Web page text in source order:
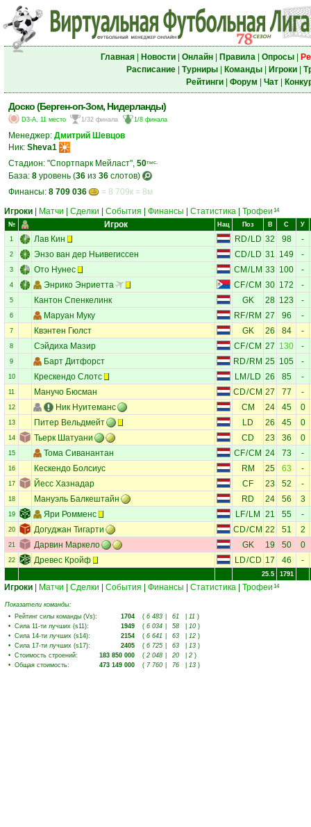
Главная| Новости| Онлайн| Правила| Опросы|
Расписание| Турниры| Команды| Игроки|
Рейтинги| Форум Чат|
Доско (Берген-оп-Зом, Нидерланды)
D3-A, 11 место 1/32 финала 1/8 финала
Менеджер: Дмитрий Шевцов
Ник: Sheva1
Стадион: "Спортпарк Мейласт", 50тыс.
База: 8 уровень (36 из 36 слотов)
Финансы: 8 709 036
= 8 709к = 8м
Игроки
Матчи Сделки События Финансы Статистика Трофеи 14
№ Игрок Нац Поз В С У
1 Лав Кин RD/LD 32 98 -
2 Энзо ван дер Ньивегиссен CD/LD 31 149 -
3 Ото Нунес CM /LM 33 100 -
4 Энрико Энриетта CF/CM 30 172 -
5 Кантон Спенкелинк GK 28 123 -
6 Маруан Муку RF/ RM 27 96 -
7 Квэнтен Гюлст GK 26 84 -
8 Сэйдиха Мазир CF/CM 27 130 -
9 Барт Дитфорст RD/ RM 25 105 -
10 Крескендо Слотс LM / LD 26 85 -
11 Манучо Бюсман CD/CM 27 77 -
12 Ник Нуитеманс CM 24 45 0
13 Питер Вельдмейт LD 26 45 0
14 Тьерк Шатуани CD 23 36 0
15 Тома Сиванантан CF/CM 24 73 -
16 Кескендо Болсиус RM 25 63 -
17 Йесс Хазнадар CF 23 52 -
18 Мануэль Балкештайн RD 24 56 3
19 Яри Ромменс LF/ LM 21 55 -
20 Догуджан Тигарти CD/CM 22 51 2
21 Дарвин Маркело GK 19 50 0
22 Древес Кройф LD/CD 17 46 -
25.5 1791
Игроки Матчи Сделки События Финансы Статистика Трофеи 14
Показатели команды:
• Рейтинг силы команды (Vs): 1704 ( 6 483 61 11 )
• Сила 11-ти лучших (s11): 1949 ( 6 034 58 10 )
• Сила 14-ти лучших (s14): 2154 ( 6 641 63 12 )
• Сила 17-ти лучших (s17): 2405 ( 6 725 63 13 )
• Стоимость строений: 183 850 000 ( 2 048 20 2 )
• Общая стоимость: 473 149 000 ( 7 760 76 13 )